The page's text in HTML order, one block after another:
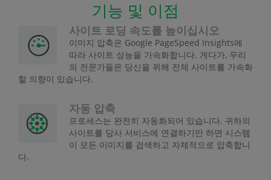
기능 및 이점
사이트 로딩 속도를 높이십시오
이미지 압축은 Google PageSpeed Insights에
따라 사이트 성능을 가속화합니다. 게다가, 우리
의 전문가들은 당신을 위해 전체 사이트를 가속화
할 의향이 있습니다.
자동 압축
프로세스는 완전히 자동화되어 있습니다. 귀하의
사이트를 당사 서비스에 연결하기만 하면 시스템
이 모든 이미지를 검색하고 자체적으로 압축합니
다.